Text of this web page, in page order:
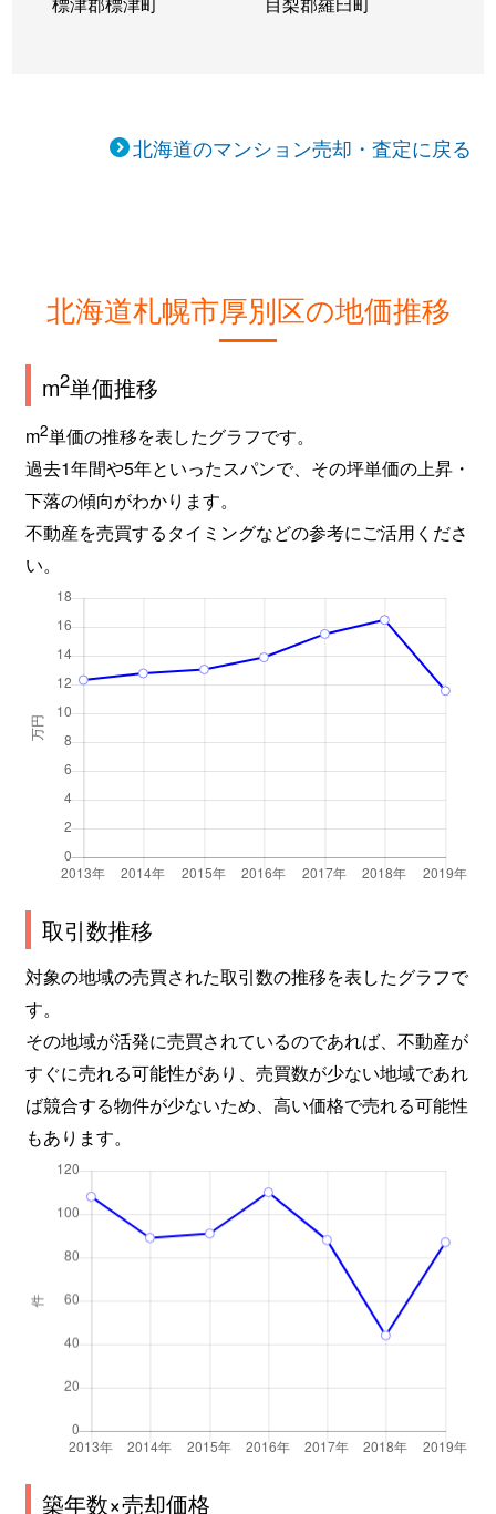
北海道のマンション売却・査定に戻る
北海道札幌市厚別区の地価推移
m2単価推移
m2単価の推移を表したグラフです。
過去1年間や5年といったスパンで、その坪単価の上昇・
下落の傾向がわかります。
不動産を売買するタイミングなどの参考にご活用くださ
い。
取引数推移
対象の地域の売買された取引数の推移を表したグラフで
す。
その地域が活発に売買されているのであれば、不動産が
すぐに売れる可能性があり、売買数が少ない地域であれ
ば競合する物件が少ないため、高い価格で売れる可能性
もあります。
築年数×売却価格